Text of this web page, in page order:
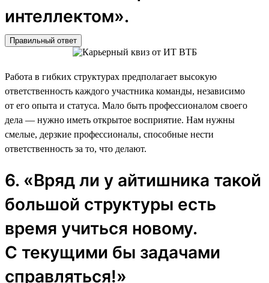
интеллектом».
Правильный ответ
Работа в гибких структурах предполагает высокую
ответственность каждого участника команды, независимо
от его опыта и статуса. Мало быть профессионалом своего
дела — нужно иметь открытое восприятие. Нам нужны
смелые, дерзкие профессионалы, способные нести
ответственность за то, что делают.
6. «Вряд ли у айтишника такой
большой структуры есть
время учиться новому.
С текущими бы задачами
справляться!»